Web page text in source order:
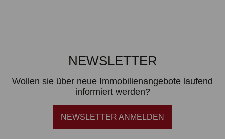
NEWSLETTER
Wollen sie über neue Immobilienangebote laufend
informiert werden?
NEWSLETTER ANMELDEN